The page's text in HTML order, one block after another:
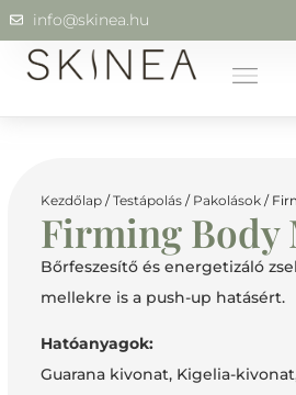
info@skinea.hu
Kezdőlap /Testápolás / Pakolások /
Firming Body
Bőrfeszesítő és energetizáló
mellekre is a push-up hatásért.
Hatóanyagok:
Guarana kivonat, Kigelia-